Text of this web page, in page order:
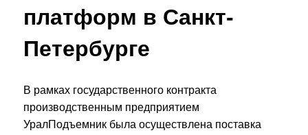
платформ в Санкт-
Петербурге
В рамках государственного контракта
производственным предприятием
УралПодъемник была осуществлена поставка